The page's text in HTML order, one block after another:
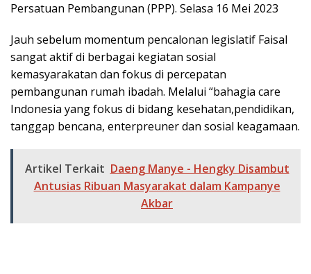
Persatuan Pembangunan (PPP). Selasa 16 Mei 2023
Jauh sebelum momentum pencalonan legislatif Faisal
sangat aktif di berbagai kegiatan sosial
kemasyarakatan dan fokus di percepatan
pembangunan rumah ibadah. Melalui “bahagia care
Indonesia yang fokus di bidang kesehatan,pendidikan,
tanggap bencana, enterpreuner dan sosial keagamaan.
Artikel Terkait Daeng Manye - Hengky Disambut
Antusias Ribuan Masyarakat dalam Kampanye
Akbar